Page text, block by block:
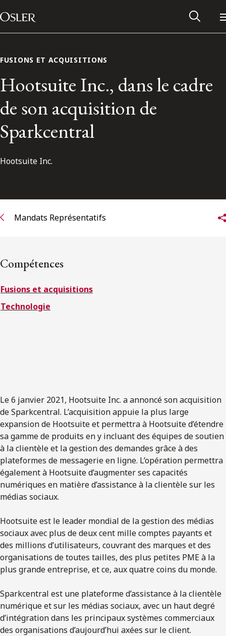
Passer au contenu
Main Navigation
S’abonner aux articles Osler
S’abonner
FUSIONS ET ACQUISITIONS
Hootsuite Inc., dans le cadre
de son acquisition de
Sparkcentral
Hootsuite Inc.
Mandats Représentatifs
Compétences
Fusions et acquisitions
Technologie
Le 6 janvier 2021, Hootsuite Inc. a annoncé son acquisition
de Sparkcentral. L’acquisition appuie la plus large
expansion de Hootsuite et permettra à Hootsuite d’étendre
sa gamme de produits en y incluant des équipes de soutien
à la clientèle et la gestion des demandes grâce à des
plateformes de messagerie en ligne. L’opération permettra
également à Hootsuite d’augmenter ses capacités
numériques en matière d’assistance à la clientèle sur les
médias sociaux.
Hootsuite est le leader mondial de la gestion des médias
sociaux avec plus de deux cent mille comptes payants et
des millions d’utilisateurs, couvrant des marques et des
organisations de toutes tailles, des plus petites PME à la
plus grande entreprise, et ce, aux quatre coins du monde.
Sparkcentral est une plateforme d’assistance à la clientèle
numérique et sur les médias sociaux, avec un haut degré
d’intégration dans les principaux systèmes commerciaux
des organisations d’aujourd’hui axées sur le client.